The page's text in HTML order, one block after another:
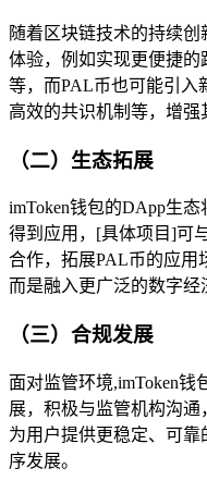
随着区块链技术的持续创
体验，例如实现更便捷
等，而PAL币也可能引入
高效的共识机制等，增强
（二）生态拓展
imToken钱包的DApp生
得到应用，[具体项目]可
合作，拓展PAL币的应用
而是融入更广泛的数字经
（三）合规发展
面对监管环境,imToken
展，积极与监管机构沟
为用户提供更稳定、可
序发展。